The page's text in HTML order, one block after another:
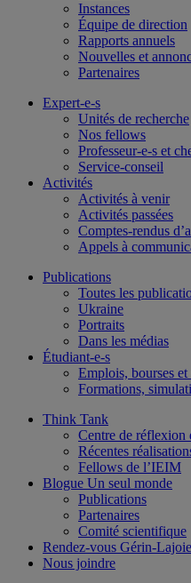
Instances
Équipe de direction
Rapports annuels
Nouvelles et
Partenaires
Expert-e-s
Unités de recherche
Nos fellows
Professeur-e-s et
Service-conseil
Activités
Activités à venir
Activités passées
Comptes-rendus
Appels à
Publications
Toutes les
Ukraine
Portraits
Dans les médias
Étudiant-e-s
Emplois, bourses et
Formations,
Think Tank
Centre de réflexion
Récentes
Fellows de l’IEIM
Blogue Un seul monde
Publications
Partenaires
Comité scientifique
Rendez-vous Gérin-Lajoie
Nous joindre